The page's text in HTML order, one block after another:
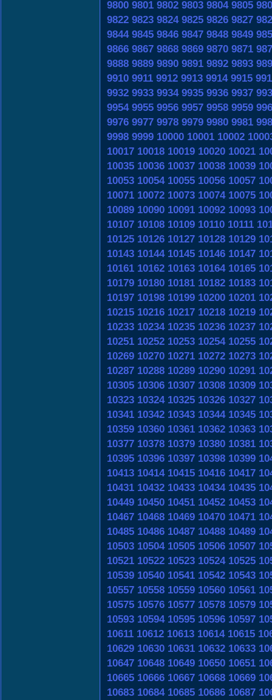
9800 9801 9802 9803 9804 9805
9822 9823 9824 9825 9826 9827
9844 9845 9846 9847 9848 9849
9866 9867 9868 9869 9870 9871
9888 9889 9890 9891 9892 9893
9910 9911 9912 9913 9914 9915
9932 9933 9934 9935 9936 9937
9954 9955 9956 9957 9958 9959
9976 9977 9978 9979 9980 9981
9998 9999 10000 10001 10002
10017 10018 10019 10020 10021
10035 10036 10037 10038 10039
10053 10054 10055 10056 10057
10071 10072 10073 10074 10075
10089 10090 10091 10092 10093
10107 10108 10109 10110 10111
10125 10126 10127 10128 10129
10143 10144 10145 10146 10147
10161 10162 10163 10164 10165
10179 10180 10181 10182 10183
10197 10198 10199 10200 10201
10215 10216 10217 10218 10219
10233 10234 10235 10236 10237
10251 10252 10253 10254 10255
10269 10270 10271 10272 10273
10287 10288 10289 10290 10291
10305 10306 10307 10308 10309
10323 10324 10325 10326 10327
10341 10342 10343 10344 10345
10359 10360 10361 10362 10363
10377 10378 10379 10380 10381
10395 10396 10397 10398 10399
10413 10414 10415 10416 10417
10431 10432 10433 10434 10435
10449 10450 10451 10452 10453
10467 10468 10469 10470 10471
10485 10486 10487 10488 10489
10503 10504 10505 10506 10507
10521 10522 10523 10524 10525
10539 10540 10541 10542 10543
10557 10558 10559 10560 10561
10575 10576 10577 10578 10579
10593 10594 10595 10596 10597
10611 10612 10613 10614 10615
10629 10630 10631 10632 10633
10647 10648 10649 10650 10651
10665 10666 10667 10668 10669
10683 10684 10685 10686 10687